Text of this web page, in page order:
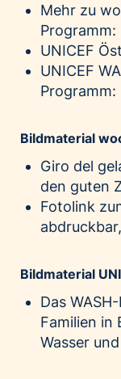
Mehr zu
Programm:
UNICEF
UNICEF
Programm:
Bildmaterial
Giro del
den guten
Fotolink
Bildmaterial
Das
Familien in
Wasser